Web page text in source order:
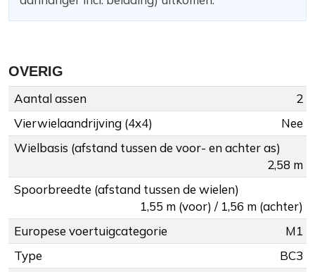
OVERIG
Aantal assen
2
Vierwielaandrijving (4x4)
Nee
Wielbasis (afstand tussen de voor- en achter as)
2,58 m
Spoorbreedte (afstand tussen de wielen)
1,55 m (voor) / 1,56 m (achter)
Europese voertuigcategorie
M1
Type
BC3